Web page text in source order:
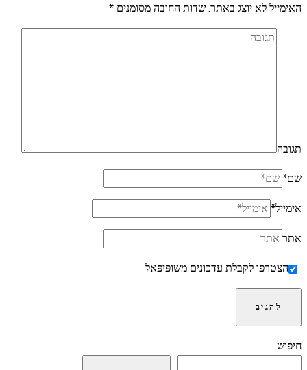
האימייל לא יוצג באתר.שדות החובה מסומנים *
תגובה
שם*
אימייל*
אתר
הצטרפו לקבלת עדכונים משופּיפּאל
חיפוש